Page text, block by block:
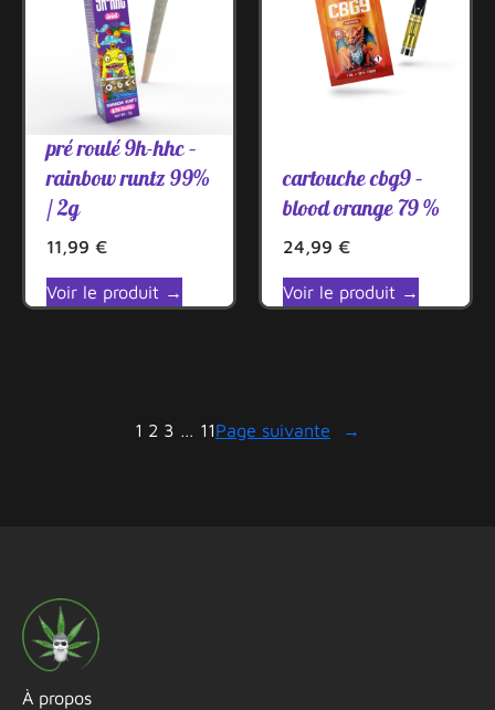
pré roulé 9h-hhc –
rainbow runtz 99%
/ 2g
11,99 €
Voir le produit →
cartouche cbg9 –
blood orange 79 %
24,99€
Voir le produit →
1 2 3 … 11Page suivante →
À propos